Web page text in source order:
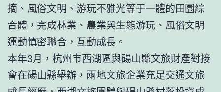
摘、風俗文明、游玩不雅光等于一體的田園綜
合體，完成林業、農業與生態游玩、風俗文明
運動慎密聯合，互動成長。
本年3月，杭州市西湖區與碭山縣文旅財產對接
會在碭山縣舉辦，兩地文旅企業充足交通文旅